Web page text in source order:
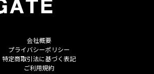
会社概要
プライバシーポリシー
特定商取引法に基づく表記
ご利用規約